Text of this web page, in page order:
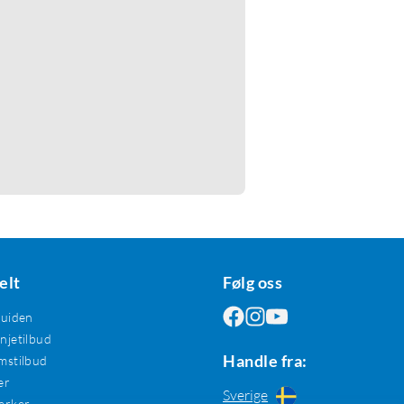
Følg oss
Handle fra:
Sverige